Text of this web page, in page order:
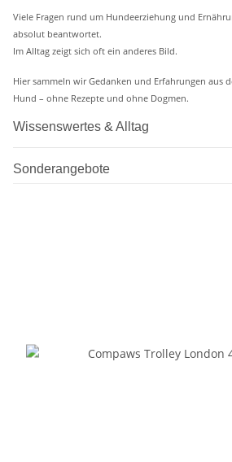
Viele Fragen rund um Hundeerziehung und
absolut beantwortet.
Im Alltag zeigt sich oft ein anderes Bild.
Hier sammeln wir Gedanken und Erfahrungen aus
Hund – ohne Rezepte und ohne Dogmen.
Wissenswertes & Alltag
Sonderangebote